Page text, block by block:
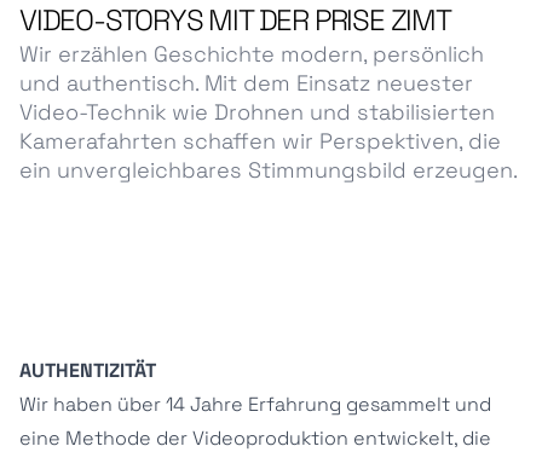
VIDEO-STORYS MIT DER PRISE ZIMT
Wir erzählen Geschichte modern, persönlich
und authentisch. Mit dem Einsatz neuester
Video-Technik wie Drohnen und stabilisierten
Kamerafahrten schaffen wir Perspektiven, die
ein unvergleichbares Stimmungsbild erzeugen.
AUTHENTIZITÄT
Wir haben über 14 Jahre Erfahrung gesammelt und
eine Methode der Videoproduktion entwickelt, die